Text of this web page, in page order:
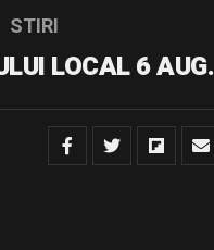
STIRI
LOCAL 6